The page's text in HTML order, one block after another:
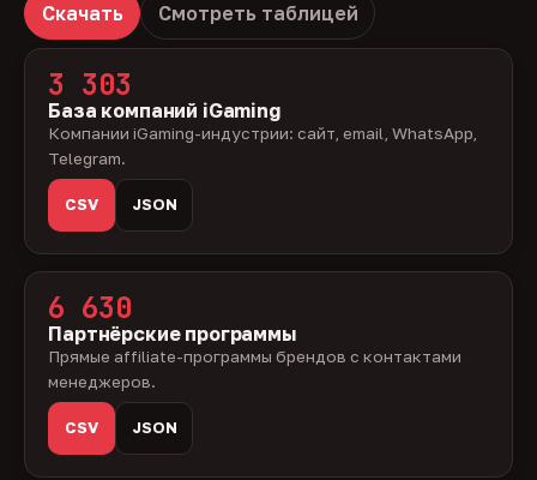
Скачать Смотреть таблицей
3 303
База компаний iGaming
Компании iGaming-индустрии: сайт, email, WhatsApp,
Telegram.
CSV JSON
6 630
Партнёрские программы
Прямые affiliate-программы брендов с контактами
менеджеров.
CSV JSON